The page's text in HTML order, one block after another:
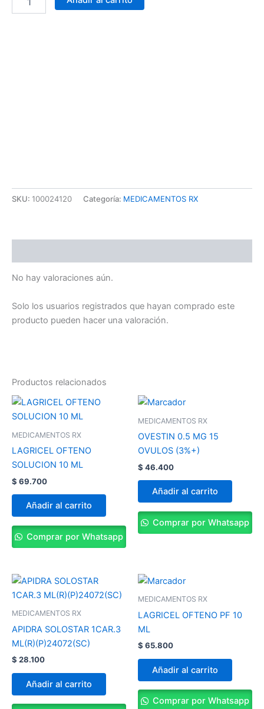
SKU: 100024120 Categoría: MEDICAMENTOS RX
No hay valoraciones aún.
Solo los usuarios registrados que hayan comprado este
producto pueden hacer una valoración.
Productos relacionados
MEDICAMENTOS RX
LAGRICEL OFTENO
SOLUCION 10 ML
$ 69.700
Añadir al carrito
Comprar por Whatsapp
MEDICAMENTOS RX
OVESTIN 0.5 MG 15
OVULOS (3%+)
$ 46.400
Añadir al carrito
Comprar por Whatsapp
MEDICAMENTOS RX
APIDRA SOLOSTAR 1CAR.3
ML(R)(P)24072(SC)
$ 28.100
Añadir al carrito
MEDICAMENTOS RX
LAGRICEL OFTENO PF 10
ML
$ 65.800
Añadir al carrito
Comprar por Whatsapp